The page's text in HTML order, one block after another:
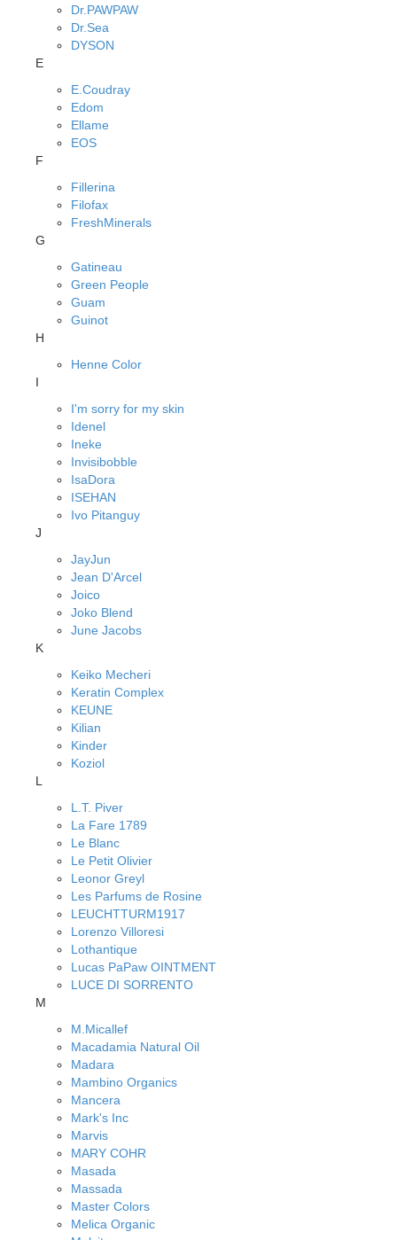
Dr.PAWPAW
Dr.Sea
DYSON
E
E.Coudray
Edom
Ellame
EOS
F
Fillerina
Filofax
FreshMinerals
G
Gatineau
Green People
Guam
Guinot
H
Henne Color
I
I'm sorry for my skin
Idenel
Ineke
Invisibobble
IsaDora
ISEHAN
Ivo Pitanguy
J
JayJun
Jean D'Arcel
Joico
Joko Blend
June Jacobs
K
Keiko Mecheri
Keratin Complex
KEUNE
Kilian
Kinder
Koziol
L
L.T. Piver
La Fare 1789
Le Blanc
Le Petit Olivier
Leonor Greyl
Les Parfums de Rosine
LEUCHTTURM1917
Lorenzo Villoresi
Lothantique
Lucas PaPaw OINTMENT
LUCE DI SORRENTO
M
M.Micallef
Macadamia Natural Oil
Madara
Mambino Organics
Mancera
Mark's Inc
Marvis
MARY COHR
Masada
Massada
Master Colors
Melica Organic